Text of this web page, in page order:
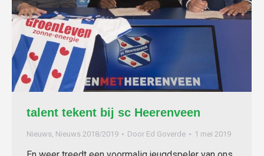
talent tekent bij sc Heerenveen
Nieuws, Nieuws 2018/2019 Door Ed Goverde 1 mei 2019